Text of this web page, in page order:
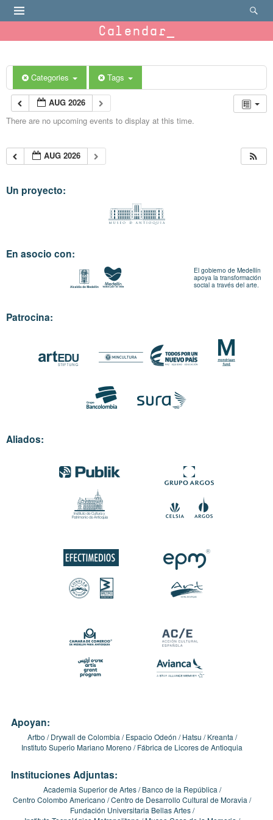
Calendar
Categories Tags
AUG 2026
There are no upcoming events to display at this time.
AUG 2026
Un proyecto:
En asocio con:
El gobierno de Medellín
apoya la transformación
social a través del arte.
Patrocina:
Aliados:
Apoyan:
Artbo Drywall de Colombia Espacio Odeón Hatsu
Kreanta
Instituto Superio Mariano Moreno
Fábrica de Licores de Antioquia
Instituciones Adjuntas:
Academia Superior de Artes
Banco de la República
Centro Colombo Americano Centro de Desarrollo Cultural de Moravia
Fundación Universitaria Bellas Artes